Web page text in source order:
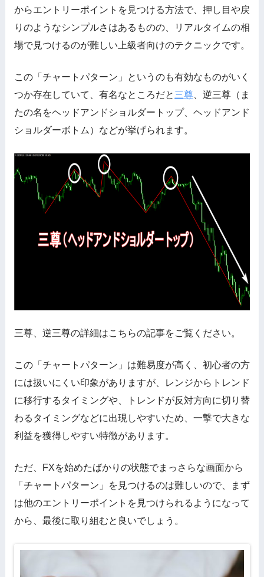
からエントリーポイントを見つける方法で、押し目や戻
りのようなシンプルさはあるものの、リアルタイムの相
場で見つけるのが難しい上級者向けのテクニックです。
この「チャートパターン」というのも有効なものがいく
つか存在していて、有名なところだと 三尊、逆三尊（ま
たの名をヘッドアンドショルダートップ、ヘッドアンド
ショルダーボトム）などが挙げられます。
三尊、逆三尊の詳細はこちらの記事をご覧ください。
この「チャートパターン」は難易度が高く、初心者の方
には扱いにくい印象がありますが、レンジからトレンド
に移行するタイミングや、トレンドが反対方向に切り替
わるタイミングなどに出現しやすいため、一撃で大きな
利益を獲得しやすい特徴があります。
ただ、FXを始めたばかりの状態でまっさらな画面から
「チャートパターン」を見つけるのは難しいので、まず
は他のエントリーポイントを見つけられるようになって
から、最後に取り組むと良いでしょう。